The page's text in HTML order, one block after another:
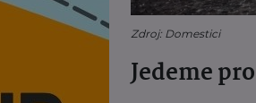
Zdroj: Domestici
Jedeme